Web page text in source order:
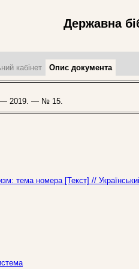
Державна
кабінет Опис документа
— 2019. — № 15.
тема номера [Текст] //